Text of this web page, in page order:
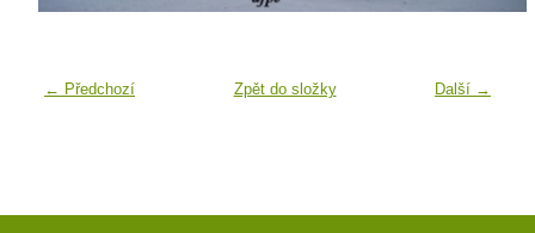
← Předchozí Další →
Zpět do složky